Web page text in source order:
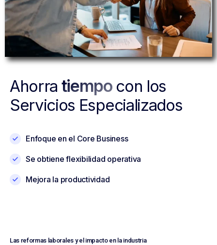
Ahorra tiempocon los
Servicios Especializados
Enfoque en el Core Business
Se obtiene flexibilidad operativa
Mejora la productividad
Las reformas laborales y el impacto en la industria